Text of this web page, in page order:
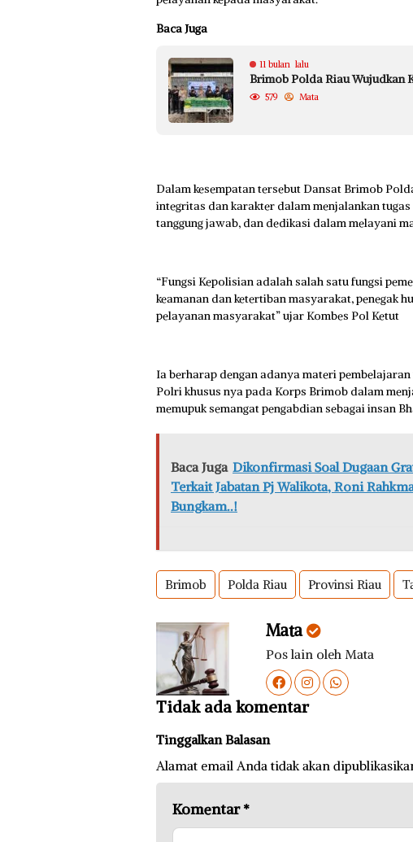
Baca Juga
11 bulan lalu
Brimob Polda Riau Wujudkan
579 Mata
Dalam kesempatan tersebut Dansat Brimob
integritas dan karakter dalam menjalankan
tanggung jawab, dan dedikasi dalam melayani
“Fungsi Kepolisian adalah salah satu fungsi
keamanan dan ketertiban masyarakat, penegak
pelayanan masyarakat” ujar Kombes Pol Ketut
Ia berharap dengan adanya materi
Polri khusus nya pada Korps Brimob dalam
memupuk semangat pengabdian sebagai insan
Baca Juga Dikonfirmasi Soal Dugaan
Terkait Jabatan Pj Walikota, Roni
Bungkam..!
Brimob Polda Riau Provinsi Riau
Mata
Pos lain oleh Mata
Tidak ada komentar
Tinggalkan Balasan
Alamat email Anda tidak akan
Komentar*